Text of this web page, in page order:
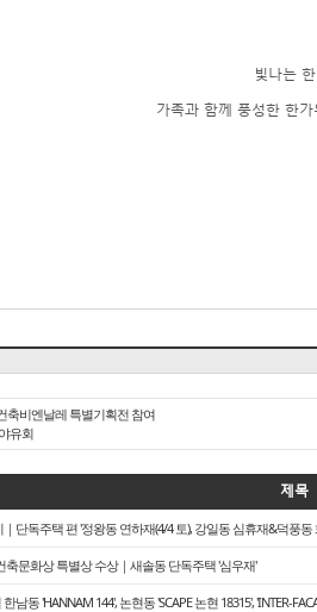
빛나는
가족과 함께 풍성한 한
축비엔날레 특별기획전 참여
유회
제목
단독주택 편 '정왕동 연하재(4/4 토), 강일동 심휴재&덕풍동
축문화상 특별상 수상｜새솔동 단독주택 '심우재'
남동 'HANNAM 144', 논현동 'SCAPE 논현 18315', 'INTER-